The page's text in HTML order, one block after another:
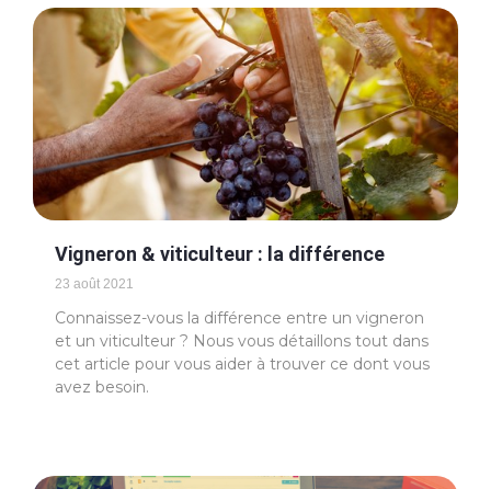
Vigneron & viticulteur : la différence
23 août 2021
Connaissez-vous la différence entre un vigneron
et un viticulteur ? Nous vous détaillons tout dans
cet article pour vous aider à trouver ce dont vous
avez besoin.